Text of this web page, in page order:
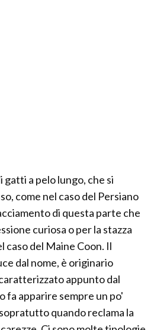
gatti a pelo lungo, che si
come nel caso del Persiano
di questa parte che
curiosa o per la stazza
caso del Maine Coon. Il
dal nome, è originario
appunto dal
fa apparire sempre un po'
quando reclama la